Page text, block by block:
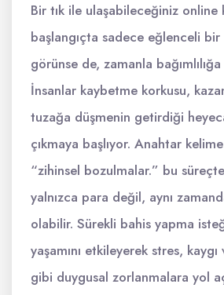
Bir tık ile ulaşabileceğiniz online
başlangıçta sadece eğlenceli
görünse de, zamanla
İnsanlar kaybetme korkusu,
tuzağa düşmenin getirdiği
çıkmaya başlıyor. Anahtar
“zihinsel bozulmalar.” bu
yalnızca para değil, aynı
olabilir. Sürekli bahis yapma
yaşamını etkileyerek stres,
gibi duygusal zorlanmalara yol